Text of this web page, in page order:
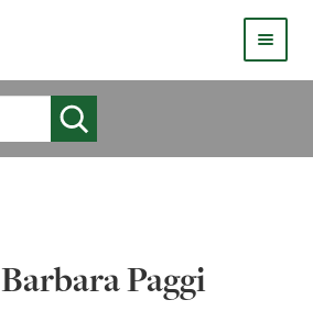
HOMEPAGE
COS’È LIVE
Barbara Paggi